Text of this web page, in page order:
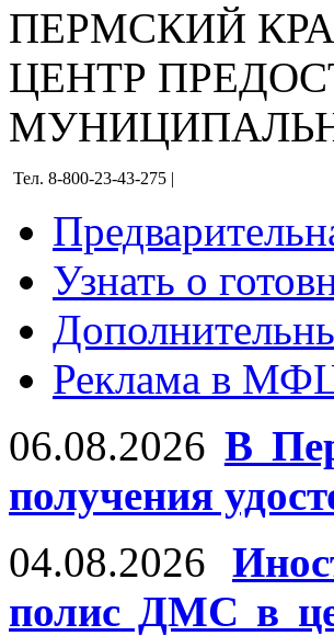
ПЕРМСКИЙ
ЦЕНТР
Тел. 8-800-23-43-275 |
Узнать о
Реклама в
06.08.2026 В
получения
04.08.2026
полис ДМС в